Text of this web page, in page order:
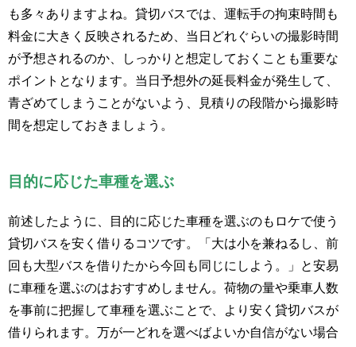
も多々ありますよね。貸切バスでは、運転手の拘束時間も
料金に大きく反映されるため、当日どれぐらいの撮影時間
が予想されるのか、しっかりと想定しておくことも重要な
ポイントとなります。当日予想外の延長料金が発生して、
青ざめてしまうことがないよう、見積りの段階から撮影時
間を想定しておきましょう。
目的に応じた車種を選ぶ
前述したように、目的に応じた車種を選ぶのもロケで使う
貸切バスを安く借りるコツです。「大は小を兼ねるし、前
回も大型バスを借りたから今回も同じにしよう。」と安易
に車種を選ぶのはおすすめしません。荷物の量や乗車人数
を事前に把握して車種を選ぶことで、より安く貸切バスが
借りられます。万が一どれを選べばよいか自信がない場合